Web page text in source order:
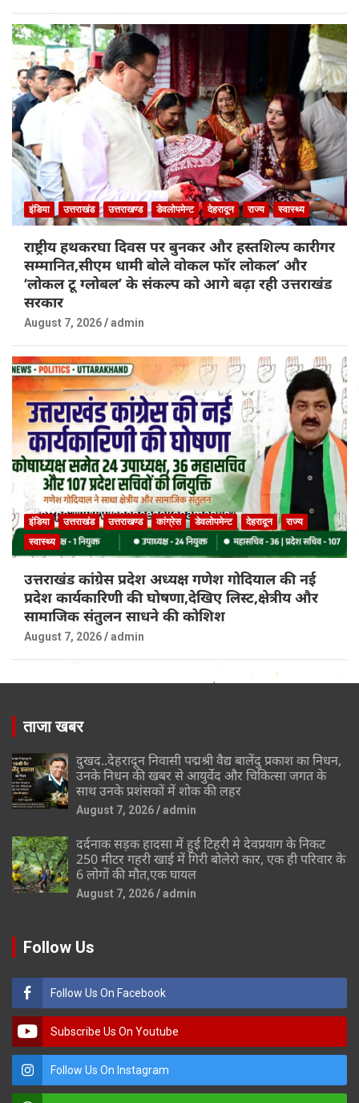
इंडिया उत्तराखंड उत्तराखण्ड डेवलोपमेन्ट देहरादून राज्य स्वास्थ्य
राष्ट्रीय हथकरघा दिवस पर बुनकर और हस्तशिल्प कारीगर
सम्मानित,सीएम धामी बोले वोकल फॉर लोकल’ और
‘लोकल टू ग्लोबल’ के संकल्प को आगे बढ़ा रही उत्तराखंड
सरकार
August 7, 2026 admin
इंडिया उत्तराखंड उत्तराखण्ड कांग्रेस डेवलोपमेन्ट देहरादून
राज्य
स्वास्थ्य
उत्तराखंड कांग्रेस प्रदेश अध्यक्ष गणेश गोदियाल की नई
प्रदेश कार्यकारिणी की घोषणा,देखिए लिस्ट,क्षेत्रीय और
सामाजिक संतुलन साधने की कोशिश
August 7, 2026 admin
ताजा खबर
दुखद..देहरादून निवासी पद्मश्री वैद्य बालेंदु प्रकाश का निधन,
उनके निधन की खबर से आयुर्वेद और चिकित्सा जगत के
साथ उनके प्रशंसकों में शोक की लहर
August 7, 2026 admin
दर्दनाक सड़क हादसा में हुई टिहरी मे देवप्रयाग के निकट
250 मीटर गहरी खाई में गिरी बोलेरो कार, एक ही परिवार के
6 लोगों की मौत,एक घायल
August 7, 2026 admin
Follow Us
Follow Us On Facebook
Subscribe Us On Youtube
Follow Us On Instagram